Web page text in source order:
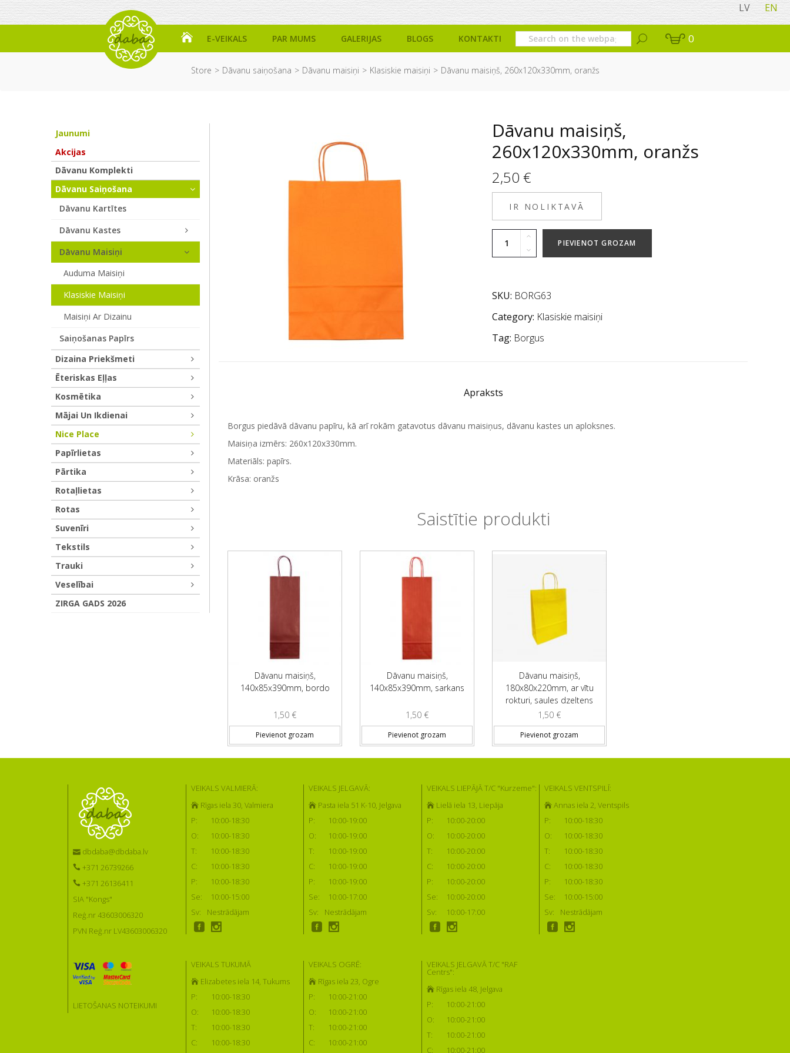
LV EN
E-VEIKALS PAR MUMS GALERIJAS BLOGS KONTAKTI 0
Store Dāvanu saiņošana Dāvanu maisiņi Klasiskie maisiņi Dāvanu maisiņš, 260x120x330mm, oranžs
Dāvanu maisiņš,
260x120x330mm, oranžs
2,50 €
IR NOLIKTAVĀ
PIEVIENOT GROZAM
SKU: BORG63
Category: Klasiskie maisiņi
Tag: Borgus
Apraksts
Borgus piedāvā dāvanu papīru, kā arī rokām gatavotus dāvanu maisiņus, dāvanu kastes un aploksnes.
Maisiņa izmērs: 260x120x330mm.
Materiāls: papīrs.
Krāsa: oranžs
Saistītie produkti
Dāvanu maisiņš,
140x85x390mm, bordo
1,50 €
Pievienot grozam
Dāvanu maisiņš,
140x85x390mm, sarkans
1,50 €
Pievienot grozam
Dāvanu maisiņš,
180x80x220mm, ar vītu
rokturi, saules dzeltens
1,50 €
Pievienot grozam
Jaunumi
Akcijas
Dāvanu Komplekti
Dāvanu Saiņošana
Dāvanu Kartītes
Dāvanu Kastes
Dāvanu Maisiņi
Auduma Maisiņi
Klasiskie Maisiņi
Maisiņi Ar Dizainu
Saiņošanas Papīrs
Dizaina Priekšmeti
Ēteriskas Eļļas
Kosmētika
Mājai Un Ikdienai
Nice Place
Papīrlietas
Pārtika
Rotaļlietas
Rotas
Suvenīri
Tekstils
Trauki
Veselībai
ZIRGA GADS 2026
dbdaba@dbdaba.lv
+371 26739266
+371 26136411
SIA "Kongs"
Reģ.nr 43603006320
PVN Reģ.nr LV43603006320
LIETOŠANAS NOTEIKUMI
VEIKALS VALMIERĀ:
Rīgas iela 30, Valmiera
P:
10:00-18:30
O:
10:00-18:30
T:
10:00-18:30
C:
10:00-18:30
P:
10:00-18:30
Se:
10:00-15:00
Sv:
Nestrādājam
VEIKALS JELGAVĀ:
Pasta iela 51 K-10, Jelgava
P:
10:00-19:00
O:
10:00-19:00
T:
10:00-19:00
C:
10:00-19:00
P:
10:00-19:00
Se:
10:00-17:00
Sv:
Nestrādājam
VEIKALS LIEPĀJĀ T/C "Kurzeme":
Lielā iela 13, Liepāja
P:
10:00-20:00
O:
10:00-20:00
T:
10:00-20:00
C:
10:00-20:00
P:
10:00-20:00
Se:
10:00-20:00
Sv:
10:00-17:00
VEIKALS VENTSPILĪ:
Annas iela 2, Ventspils
P:
10:00-18:30
O:
10:00-18:30
T:
10:00-18:30
C:
10:00-18:30
P:
10:00-18:30
Se:
10:00-15:00
Sv:
Nestrādājam
VEIKALS TUKUMĀ
Elizabetes iela 14, Tukums
P:
10:00-18:30
O:
10:00-18:30
T:
10:00-18:30
C:
10:00-18:30
VEIKALS OGRĒ:
Rīgas iela 23, Ogre
P:
10:00-21:00
O:
10:00-21:00
T:
10:00-21:00
C:
10:00-21:00
VEIKALS JELGAVĀ T/C "RAF
Centrs":
Rīgas iela 48, Jelgava
P:
10:00-21:00
O:
10:00-21:00
T:
10:00-21:00
C:
10:00-21:00